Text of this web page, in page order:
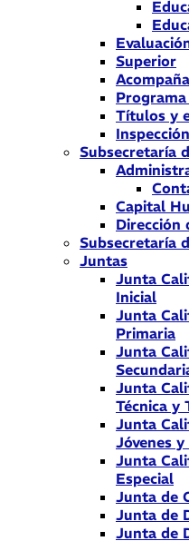
Superior
Programa
Títulos y
Subsecretaría
Capital
Dirección
Subsecretaría
Juntas
Junta
Inicial
Junta
Primaria
Junta
Junta
Técnica y
Junta
Jóvenes
Junta
Especial
Junta de
Junta de
Junta de